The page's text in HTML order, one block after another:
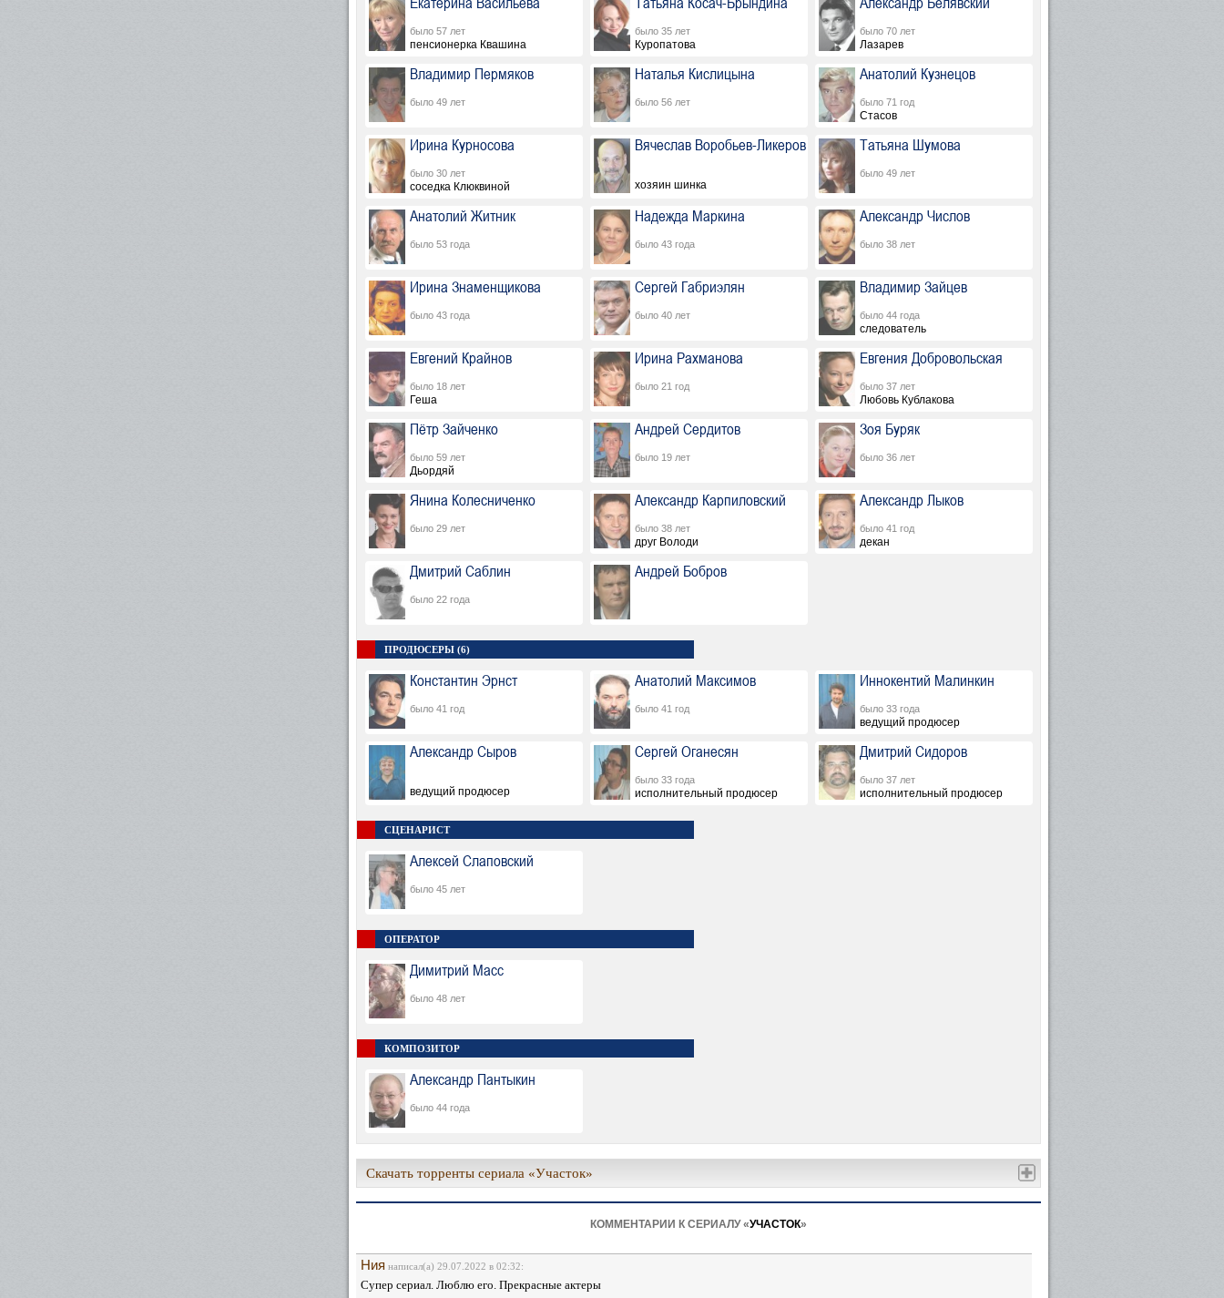
было 57 лет
пенсионерка Квашина
было 35 лет
Куропатова
было 70 лет
Лазарев
Владимир Пермяков
было 49 лет
Наталья Кислицына
было 56 лет
Анатолий Кузнецов
было 71 год
Стасов
Ирина Курносова
было 30 лет
соседка Клюквиной
Вячеслав Воробьев-Ликеров
хозяин шинка
Татьяна Шумова
было 49 лет
Анатолий Житник
было 53 года
Надежда Маркина
было 43 года
Александр Числов
было 38 лет
Ирина Знаменщикова
было 43 года
Сергей Габриэлян
было 40 лет
Владимир Зайцев
было 44 года
следователь
Евгений Крайнов
было 18 лет
Геша
Ирина Рахманова
было 21 год
Евгения Добровольская
было 37 лет
Любовь Кублакова
Пётр Зайченко
было 59 лет
Дьордяй
Андрей Сердитов
было 19 лет
Зоя Буряк
было 36 лет
Янина Колесниченко
было 29 лет
Александр Карпиловский
было 38 лет
друг Володи
Александр Лыков
было 41 год
декан
Дмитрий Саблин
было 22 года
Андрей Бобров
ПРОДЮСЕРЫ (6)
Константин Эрнст
было 41 год
Анатолий Максимов
было 41 год
Иннокентий Малинкин
было 33 года
ведущий продюсер
Александр Сыров
ведущий продюсер
Сергей Оганесян
было 33 года
исполнительный продюсер
Дмитрий Сидоров
было 37 лет
исполнительный продюсер
СЦЕНАРИСТ
Алексей Слаповский
было 45 лет
ОПЕРАТОР
Димитрий Масс
было 48 лет
КОМПОЗИТОР
Александр Пантыкин
было 44 года
Скачать торренты сериала «Участок»
КОММЕНТАРИИ К СЕРИАЛУ «УЧАСТОК»
Ния написал(а) 29.07.2022 в 02:32:
Супер сериал. Люблю его. Прекрасные актеры